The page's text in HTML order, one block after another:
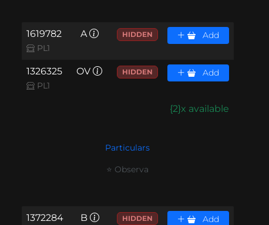
1619782
PL1
A HIDDEN Add
1326325
PL1
OV HIDDEN Add
{2}x available
Particulars
⭐ Observa
1372284 B HIDDEN Add